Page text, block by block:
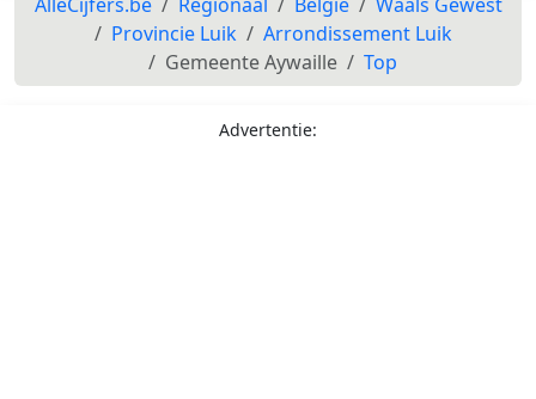
Provincie Luik
Arrondissement Luik
Gemeente Aywaille
Top
Advertentie: